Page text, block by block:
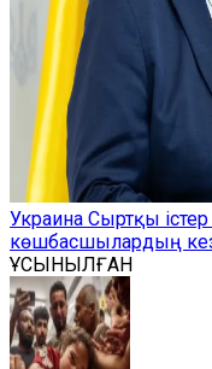
Украина Сыртқы істер
көшбасшылардың
ҰСЫНЫЛҒАН